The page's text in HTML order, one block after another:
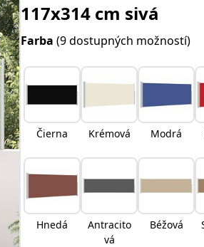
117x314 cm sivá
Farba(9 dostupných možností)
Čierna Krémová Modrá
Hnedá
Antracito
vá
Béžová